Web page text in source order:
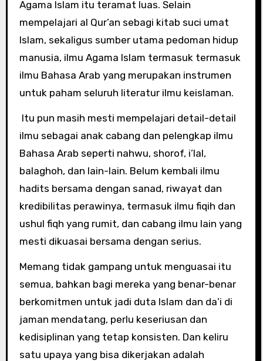
Agama Islam itu teramat luas. Selain
mempelajari al Qur’an sebagi kitab suci umat
Islam, sekaligus sumber utama pedoman hidup
manusia, ilmu Agama Islam termasuk termasuk
ilmu Bahasa Arab yang merupakan instrumen
untuk paham seluruh literatur ilmu keislaman.
Itu pun masih mesti mempelajari detail-detail
ilmu sebagai anak cabang dan pelengkap ilmu
Bahasa Arab seperti nahwu, shorof, i’lal,
balaghoh, dan lain-lain. Belum kembali ilmu
hadits bersama dengan sanad, riwayat dan
kredibilitas perawinya, termasuk ilmu fiqih dan
ushul fiqh yang rumit, dan cabang ilmu lain yang
mesti dikuasai bersama dengan serius.
Memang tidak gampang untuk menguasai itu
semua, bahkan bagi mereka yang benar-benar
berkomitmen untuk jadi duta Islam dan da’i di
jaman mendatang, perlu keseriusan dan
kedisiplinan yang tetap konsisten. Dan keliru
satu upaya yang bisa dikerjakan adalah